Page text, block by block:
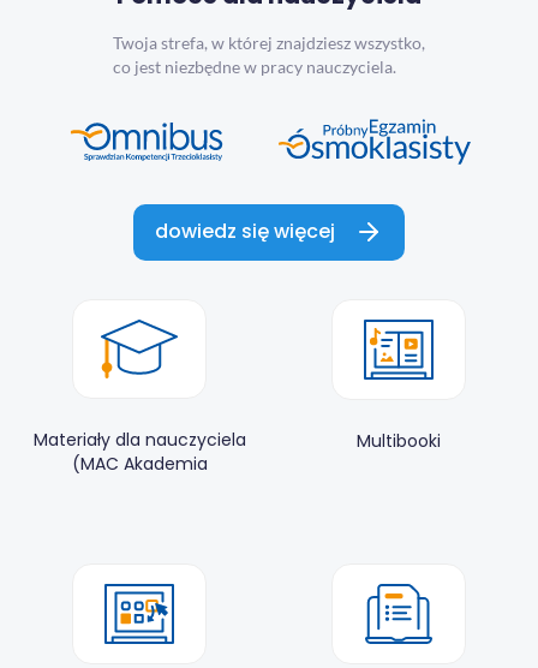
Twoja strefa, w której znajdziesz wszystko,
co jest niezbędne w pracy nauczyciela.
dowiedz się więcej
Materiały dla nauczyciela
(MAC Akademia
Multibooki